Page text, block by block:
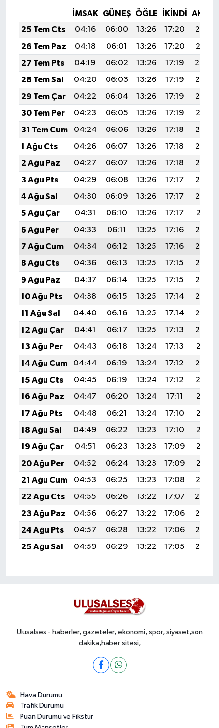
İMSAK GÜNEŞ ÖĞLE İKINDI
25 Tem Cts
04:16 06:00 13:26 17:20
20:42
26 Tem Paz
04:18 06:01 13:26 17:20
20:41
27 Tem Pts
04:19 06:02 13:26 17:19
20:40
28 Tem Sal
04:20 06:03 13:26 17:19
20:39
29 Tem Çar
04:22 06:04 13:26 17:19
20:38
30 Tem Per
04:23 06:05 13:26 17:19
20:37
31 Tem Cum
04:24 06:06 13:26 17:18
20:36
1 Ağu Cts
04:26 06:07 13:26 17:18
20:35
2 Ağu Paz
04:27 06:07 13:26 17:18
20:34
3 Ağu Pts
04:29 06:08 13:26 17:17
20:33
4 Ağu Sal
04:30 06:09 13:26 17:17
20:32
5 Ağu Çar
04:31 06:10 13:26 17:17
20:31
6 Ağu Per
04:33 06:11 13:25 17:16
20:30
7 Ağu Cum
04:34 06:12 13:25 17:16
20:29
8 Ağu Cts
04:36 06:13 13:25 17:15
20:27
9 Ağu Paz
04:37 06:14 13:25 17:15
20:26
10 Ağu Pts
04:38 06:15 13:25 17:14
20:25
11 Ağu Sal
04:40 06:16 13:25 17:14
20:24
12 Ağu Çar
04:41 06:17 13:25 17:13
20:22
13 Ağu Per
04:43 06:18 13:24 17:13
20:21
14 Ağu Cum
04:44 06:19 13:24 17:12
20:20
15 Ağu Cts
04:45 06:19 13:24 17:12
20:19
16 Ağu Paz
04:47 06:20 13:24 17:11
20:17
17 Ağu Pts
04:48 06:21 13:24 17:10
20:16
18 Ağu Sal
04:49 06:22 13:23 17:10
20:15
19 Ağu Çar
04:51 06:23 13:23 17:09
20:13
20 Ağu Per
04:52 06:24 13:23 17:09
20:12
21 Ağu Cum
04:53 06:25 13:23 17:08
20:10
22 Ağu Cts
04:55 06:26 13:22 17:07
20:09
23 Ağu Paz
04:56 06:27 13:22 17:06
20:07
24 Ağu Pts
04:57 06:28 13:22 17:06
20:06
25 Ağu Sal
04:59 06:29 13:22 17:05 20:05
Ulusalses - haberler, gazeteler, ekonomi, spor, siyaset,son
dakika,haber sitesi,
Hava Durumu
Trafik Durumu
Puan Durumu ve Fikstür